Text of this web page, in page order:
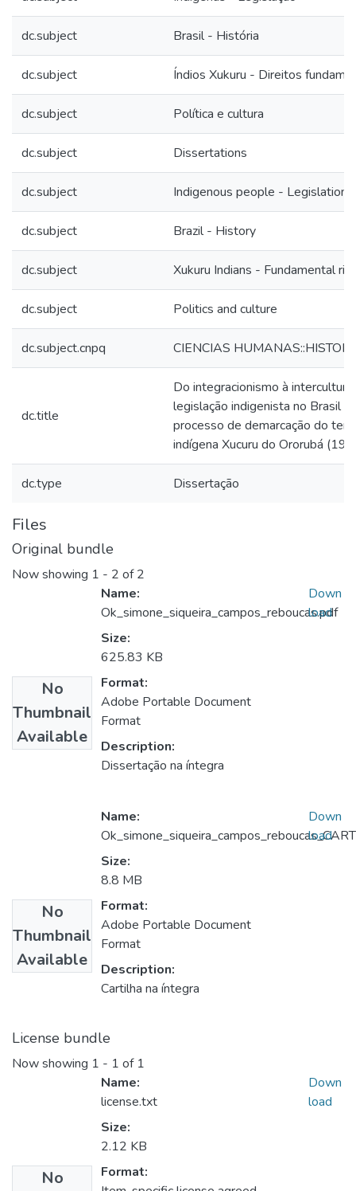
dc.subject Brasil - História
dc.subject Índios Xukuru - Direitos
dc.subject Política e cultura
dc.subject Dissertations
dc.subject Indigenous people - Legislation
dc.subject Brazil - History
dc.subject Xukuru Indians - Fundamental
dc.subject Politics and culture
dc.subject.cnpq CIENCIAS
dc.title
Do integracionismo à
legislação indigenista no Brasil e
processo de demarcação do
indígena Xucuru do Ororubá
dc.type Dissertação
Files
Original bundle
Now showing 1 - 2 of 2
No
Thumbnail
Available
Name:
Ok_simone_siqueira_campos_reboucas.pdf
Size:
625.83 KB
Format:
Adobe Portable Document
Format
Description:
Dissertação na íntegra
Down
load
No
Thumbnail
Available
Name:
Size:
8.8 MB
Format:
Adobe Portable Document
Format
Description:
Cartilha na íntegra
Down
load
License bundle
Now showing 1 - 1 of 1
No
Name:
license.txt
Size:
2.12 KB
Format:
Down
load